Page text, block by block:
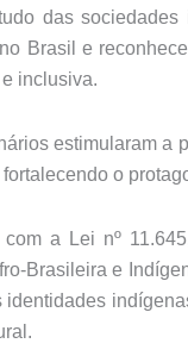
das
Brasil e
inclusiva.
estimularam
o
a Lei nº
Brasileira e